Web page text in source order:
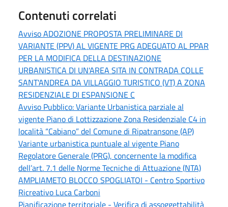
Contenuti correlati
Avviso ADOZIONE PROPOSTA PRELIMINARE DI
VARIANTE (PPV) AL VIGENTE PRG ADEGUATO AL PPAR
PER LA MODIFICA DELLA DESTINAZIONE
URBANISTICA DI UN'AREA SITA IN CONTRADA COLLE
SANT'ANDREA DA VILLAGGIO TURISTICO (VT) A ZONA
RESIDENZIALE DI ESPANSIONE C
Avviso Pubblico: Variante Urbanistica parziale al
vigente Piano di Lottizzazione Zona Residenziale C4 in
località “Cabiano” del Comune di Ripatransone (AP)
Variante urbanistica puntuale al vigente Piano
Regolatore Generale (PRG), concernente la modifica
dell’art. 7.1 delle Norme Tecniche di Attuazione (NTA)
AMPLIAMETO BLOCCO SPOGLIATOI - Centro Sportivo
Ricreativo Luca Carboni
Pianificazione territoriale - Verifica di assoggettabilità